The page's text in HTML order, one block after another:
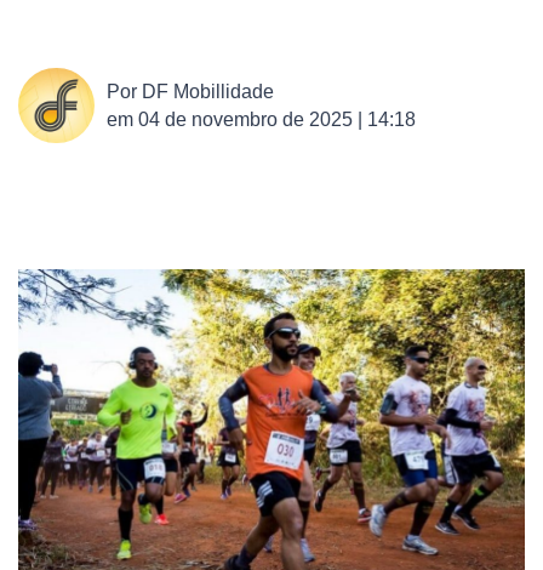
Por DF Mobillidade
em 04 de novembro de 2025 | 14:18